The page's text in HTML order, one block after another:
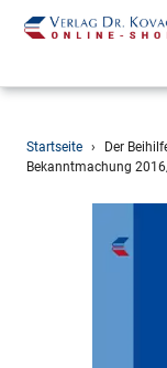
Direkt
zum
Startseite ›
Der
Bekanntmachung